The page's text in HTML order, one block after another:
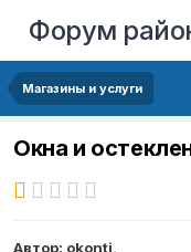
Форум
Магазины и услуги
Окна и
Автор: okonti,